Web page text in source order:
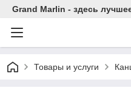
Grand Marlin - здесь
Товары и услуги